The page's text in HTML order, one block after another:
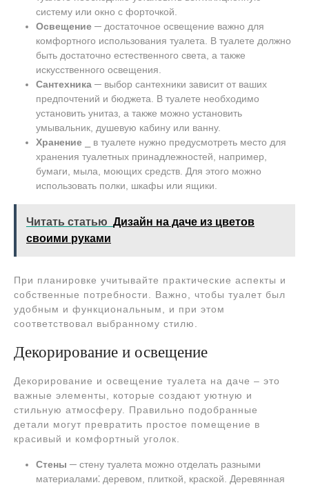
систему или окно с форточкой.
Освещение ─ достаточное освещение важно для
комфортного использования туалета. В туалете должно
быть достаточно естественного света, а также
искусственного освещения.
Сантехника ─ выбор сантехники зависит от ваших
предпочтений и бюджета. В туалете необходимо
установить унитаз, а также можно установить
умывальник, душевую кабину или ванну.
Хранение ⎯ в туалете нужно предусмотреть место для
хранения туалетных принадлежностей, например,
бумаги, мыла, моющих средств. Для этого можно
использовать полки, шкафы или ящики.
Читать статью Дизайн на даче из цветов
своими руками
При планировке учитывайте практические аспекты и
собственные потребности. Важно, чтобы туалет был
удобным и функциональным, и при этом
соответствовал выбранному стилю.
Декорирование и освещение
Декорирование и освещение туалета на даче – это
важные элементы, которые создают уютную и
стильную атмосферу. Правильно подобранные
детали могут превратить простое помещение в
красивый и комфортный уголок.
Стены ─ стену туалета можно отделать разными
материалами⁚ деревом, плиткой, краской. Деревянная